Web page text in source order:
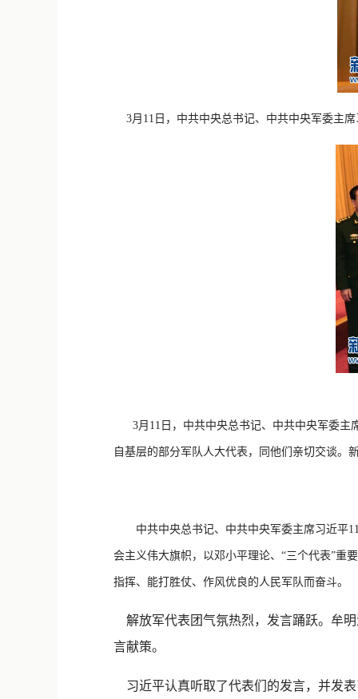
3月11日，中共中央总书记、中共中央军委主
3月11日，中共中央总书记、中共中央军委主
自基层的部分军队人大代表，同他们亲切交谈。
中共中央总书记、中共中央军委主席习近平11
会主义伟大旗帜，以邓小平理论、“三个代表”重
指挥、能打胜仗、作风优良的人民军队而奋斗。
解放军代表团气氛热烈，发言踊跃。牟
言献策。
习近平认真听取了代表们的发言，并发